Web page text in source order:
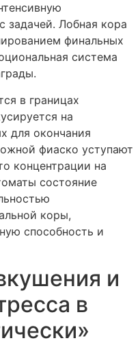
задачей. Лобная кора
финальных
система
в границах
на
для окончания
фиаско уступают
концентрации на
состояние
коры,
способность и
и
в